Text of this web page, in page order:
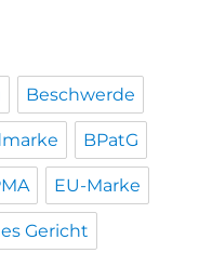
Beschwerde
BPatG
EU-Marke
Gericht